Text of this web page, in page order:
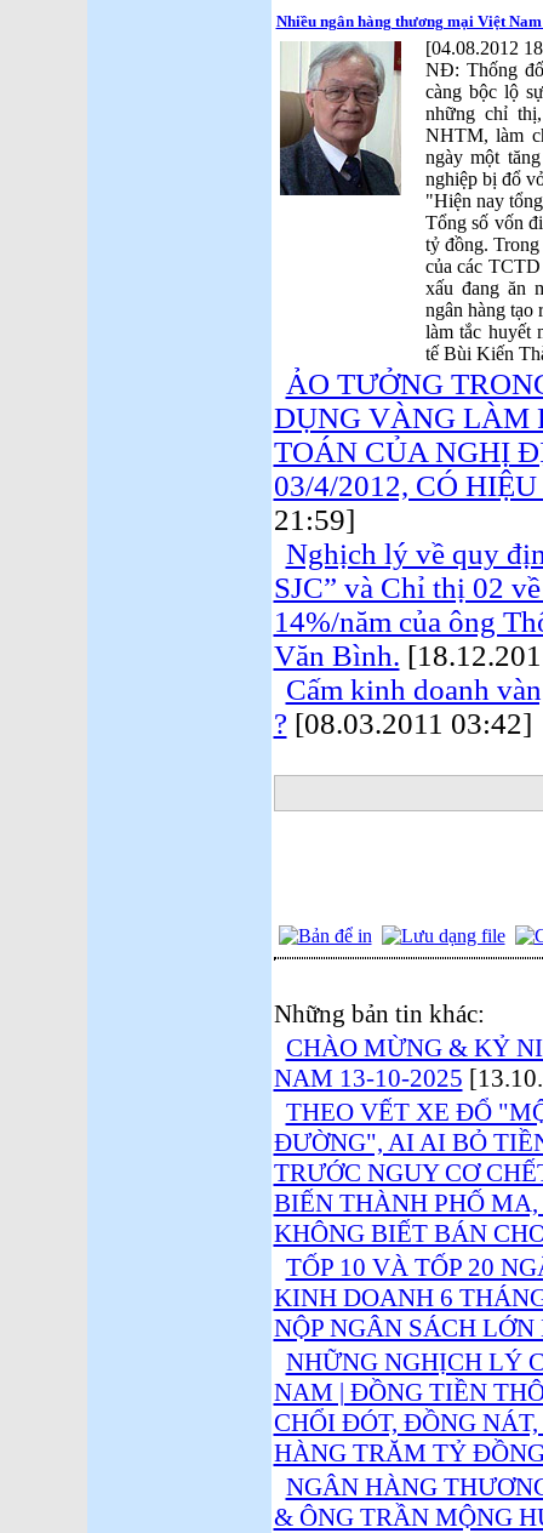
Nhiều ngân hàng thương mại Việt
[04.08.2012
NĐ: Thống
càng bộc lộ
những chỉ
NHTM, làm
ngày một
nghiệp bị đổ
"Hiện nay
Tổng số vốn
tỷ đồng.
của các
xấu đang ăn
ngân hàng tạo
làm tắc huyết
tế Bùi Kiến
ẢO TƯỞNG
DỤNG VÀNG LÀM
TOÁN CỦA NGHỊ
03/4/2012, CÓ
21:59]
Nghịch lý về quy
SJC” và Chỉ thị 02
14%/năm của ông
Văn Bình.
Cấm kinh doanh
? [08.03.2011 03:42]
Những bản tin khác:
CHÀO MỪNG & KỶ
NAM 13-10-2025
THEO VẾT XE ĐỔ
ĐƯỜNG", AI AI BỎ
TRƯỚC NGUY CƠ
BIẾN THÀNH PHỐ
KHÔNG BIẾT BÁN
TỐP 10 VÀ TỐP 20
KINH DOANH 6
NỘP NGÂN SÁCH
NHỮNG NGHỊCH LÝ
NAM | ĐỒNG TIỀN
CHỔI ĐÓT, ĐỒNG
HÀNG TRĂM TỶ ĐỒNG
NGÂN HÀNG
& ÔNG TRẦN MỘNG